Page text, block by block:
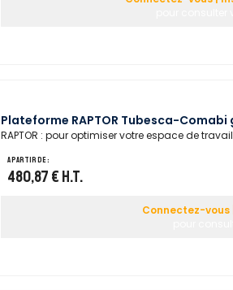
Plateforme RAPTOR Tubesca-
RAPTOR : pour optimiser votre espace de
A partir de :
480,87 € H.T.
Connectez-vous